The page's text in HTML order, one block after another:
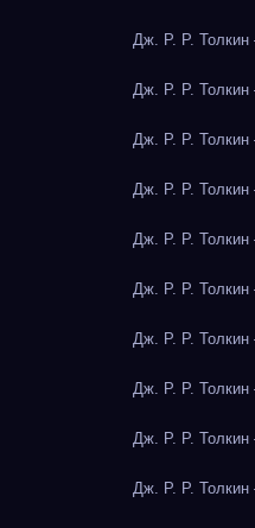
Дж. Р. Р.
Дж. Р. Р.
Дж. Р. Р.
Дж. Р. Р.
Дж. Р. Р.
Дж. Р. Р.
Дж. Р. Р.
Дж. Р. Р.
Дж. Р. Р.
Дж. Р. Р.